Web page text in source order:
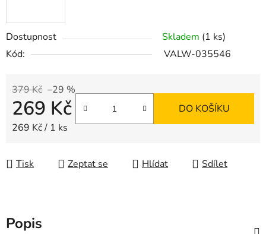
Dostupnost Skladem (1 ks)
Kód:
VALW-035546
379 Kč –29 %
269 Kč
Měrná cena:
269 Kč / 1 ks
DO KOŠÍKU
Tisk Zeptat se Hlídat Sdílet
Popis